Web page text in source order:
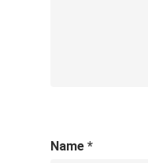
Name *